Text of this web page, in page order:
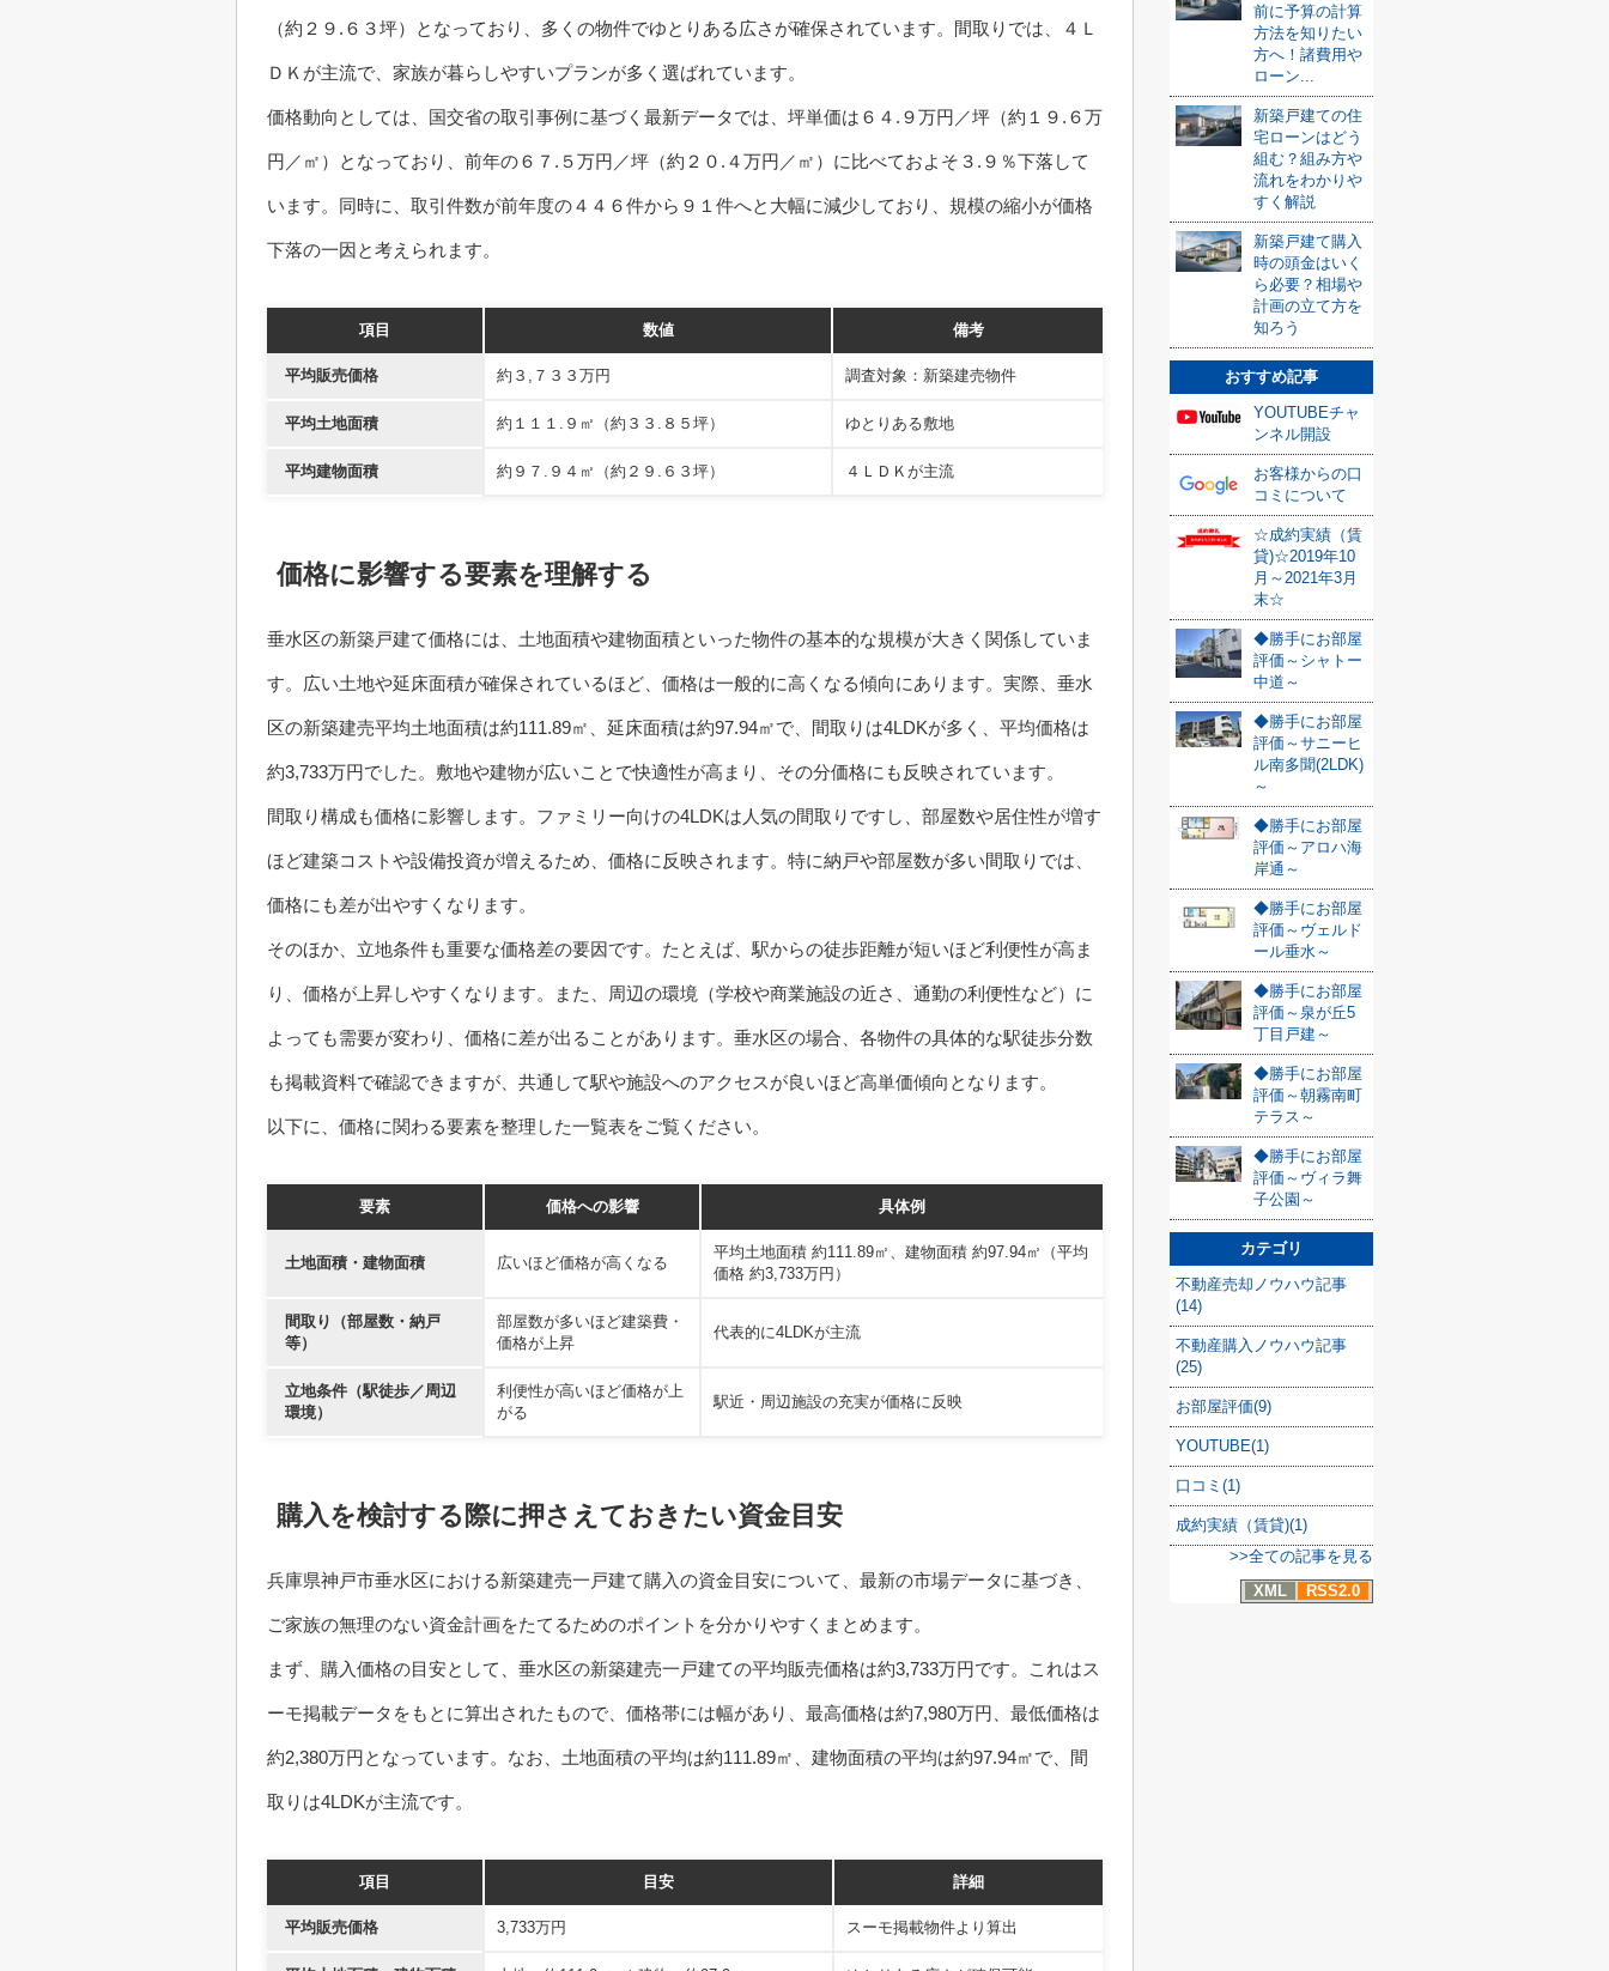
（約２９.６３坪）となっており、多くの物件でゆとりある広さが確保されています。間取りでは、４Ｌ
ＤＫが主流で、家族が暮らしやすいプランが多く選ばれています。
価格動向としては、国交省の取引事例に基づく最新データでは、坪単価は６４.９万円／坪（約１９.６万
円／㎡）となっており、前年の６７.５万円／坪（約２０.４万円／㎡）に比べておよそ３.９％下落して
います。同時に、取引件数が前年度の４４６件から９１件へと大幅に減少しており、規模の縮小が価格
下落の一因と考えられます。
項目 数値 備考
平均販売価格 約３,７３３万円 調査対象：新築建売物件
平均土地面積 約１１１.９㎡（約３３.８５坪） ゆとりある敷地
平均建物面積 約９７.９４㎡（約２９.６３坪） ４ＬＤＫが主流
価格に影響する要素を理解する
垂水区の新築戸建て価格には、土地面積や建物面積といった物件の基本的な規模が大きく関係していま
す。広い土地や延床面積が確保されているほど、価格は一般的に高くなる傾向にあります。実際、垂水
区の新築建売平均土地面積は約111.89㎡、延床面積は約97.94㎡で、間取りは4LDKが多く、平均価格は
約3,733万円でした。敷地や建物が広いことで快適性が高まり、その分価格にも反映されています。
間取り構成も価格に影響します。ファミリー向けの4LDKは人気の間取りですし、部屋数や居住性が増す
ほど建築コストや設備投資が増えるため、価格に反映されます。特に納戸や部屋数が多い間取りでは、
価格にも差が出やすくなります。
そのほか、立地条件も重要な価格差の要因です。たとえば、駅からの徒歩距離が短いほど利便性が高ま
り、価格が上昇しやすくなります。また、周辺の環境（学校や商業施設の近さ、通勤の利便性など）に
よっても需要が変わり、価格に差が出ることがあります。垂水区の場合、各物件の具体的な駅徒歩分数
も掲載資料で確認できますが、共通して駅や施設へのアクセスが良いほど高単価傾向となります。
以下に、価格に関わる要素を整理した一覧表をご覧ください。
要素 価格への影響 具体例
土地面積・建物面積 広いほど価格が高くなる
平均土地面積 約111.89㎡、建物面積 約97.94㎡（平均
価格 約3,733万円）
間取り（部屋数・納戸
等）
部屋数が多いほど建築費・
価格が上昇
代表的に4LDKが主流
立地条件（駅徒歩／周辺
環境）
利便性が高いほど価格が上
がる
駅近・周辺施設の充実が価格に反映
購入を検討する際に押さえておきたい資金目安
兵庫県神戸市垂水区における新築建売一戸建て購入の資金目安について、最新の市場データに基づき、
ご家族の無理のない資金計画をたてるためのポイントを分かりやすくまとめます。
まず、購入価格の目安として、垂水区の新築建売一戸建ての平均販売価格は約3,733万円です。これはス
ーモ掲載データをもとに算出されたもので、価格帯には幅があり、最高価格は約7,980万円、最低価格は
約2,380万円となっています。なお、土地面積の平均は約111.89㎡、建物面積の平均は約97.94㎡で、間
取りは4LDKが主流です。
項目 目安 詳細
平均販売価格 3,733万円 スーモ掲載物件より算出
前に予算の計算
方法を知りたい
方へ！諸費用や
ローン...
新築戸建ての住
宅ローンはどう
組む？組み方や
流れをわかりや
すく解説
新築戸建て購入
時の頭金はいく
ら必要？相場や
計画の立て方を
知ろう
おすすめ記事
YOUTUBEチャ
ンネル開設
お客様からの口
コミについて
☆成約実績（賃
貸)☆2019年10
月～2021年3月
末☆
◆勝手にお部屋
評価～シャトー
中道～
◆勝手にお部屋
評価～サニーヒ
ル南多聞(2LDK)
～
◆勝手にお部屋
評価～アロハ海
岸通～
◆勝手にお部屋
評価～ヴェルド
ール垂水～
◆勝手にお部屋
評価～泉が丘5
丁目戸建～
◆勝手にお部屋
評価～朝霧南町
テラス～
◆勝手にお部屋
評価～ヴィラ舞
子公園～
カテゴリ
不動産売却ノウハウ記事
(14)
不動産購入ノウハウ記事
(25)
お部屋評価(9)
YOUTUBE(1)
口コミ(1)
成約実績（賃貸)(1)
>>全ての記事を見る
XML
RSS2.0